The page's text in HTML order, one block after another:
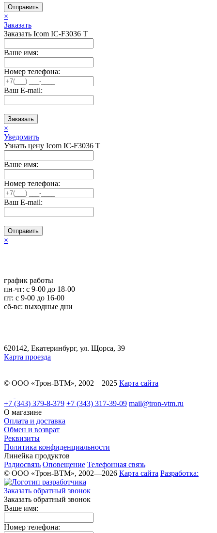
Отправить
×
Заказать
Заказать Icom IC-F3036 T
Ваше имя:
Номер телефона:
Ваш E-mail:
Заказать
×
Уведомить
Узнать цену Icom IC-F3036 T
Ваше имя:
Номер телефона:
Ваш E-mail:
Отправить
×
график работы
пн-чт: c 9-00 до 18-00
пт: с 9-00 до 16-00
сб-вс: выходные дни
620142, Екатеринбург, ул. Щорса, 39
Карта проезда
© ООО «Трон-ВТМ», 2002—2025 Карта сайта
+7 (343) 379-8-379 +7 (343) 317-39-09 mail@tron-vtm.ru
О магазине
Оплата и доставка
Обмен и возврат
Реквизиты
Политика конфиденциальности
Линейка продуктов
Радиосвязь Оповещение Телефонная связь
© ООО «Трон-ВТМ», 2002—2026 Карта сайта Разработка:
Заказать обратный звонок
Заказать обратный звонок
Ваше имя:
Номер телефона: